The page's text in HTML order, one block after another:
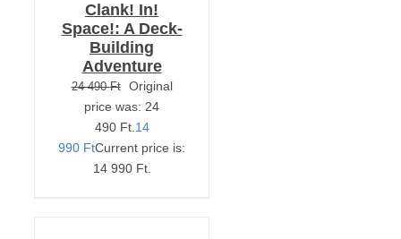
Clank! In!
Space!: A Deck-
Building
Adventure
24 490Ft
Original
price was: 24
490 Ft.14
990 FtCurrent price is:
14 990 Ft.